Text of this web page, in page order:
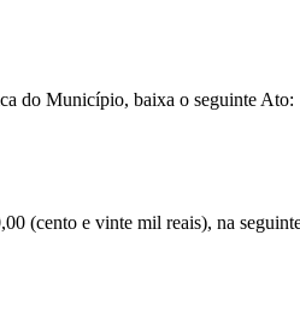
do Município, baixa o seguinte Ato:
e vinte mil reais), na